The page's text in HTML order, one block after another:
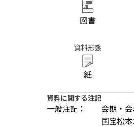
図書
資料形態
紙
資料に関する注記
一般注記：
会期・
国宝松